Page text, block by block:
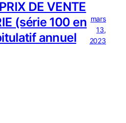
DE VENTE
(série 100 en
annuel
mars
13,
2023